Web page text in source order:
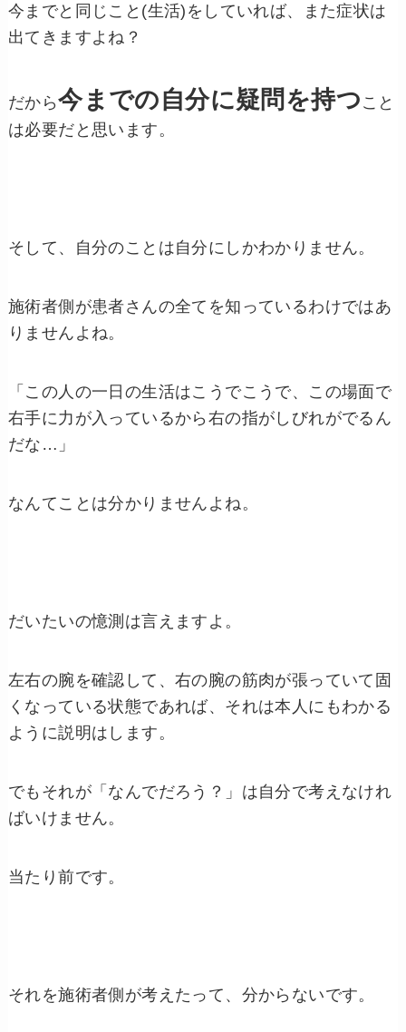
今までと同じこと(生活)をしていれば、また症状は
出てきますよね？
だから今までの自分に疑問を持つ こと
は必要だと思います。
そして、自分のことは自分にしかわかりません。
施術者側が患者さんの全てを知っているわけではあ
りませんよね。
「この人の一日の生活はこうでこうで、この場面で
右手に力が入っているから右の指がしびれがでるん
だな…」
なんてことは分かりませんよね。
だいたいの憶測は言えますよ。
左右の腕を確認して、右の腕の筋肉が張っていて固
くなっている状態であれば、それは本人にもわかる
ように説明はします。
でもそれが「なんでだろう？」は自分で考えなけれ
ばいけません。
当たり前です。
それを施術者側が考えたって、分からないです。